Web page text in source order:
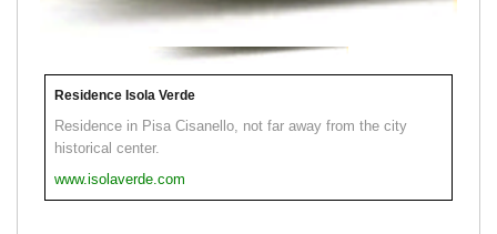
Residence Isola Verde
Residence in Pisa Cisanello, not far away from the city
historical center.
www.isolaverde.com